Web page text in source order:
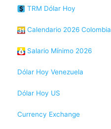
TRM Dólar Hoy
Calendario 2026 Colombia
Salario Mínimo 2026
Dólar Hoy Venezuela
Dólar Hoy US
Currency Exchange